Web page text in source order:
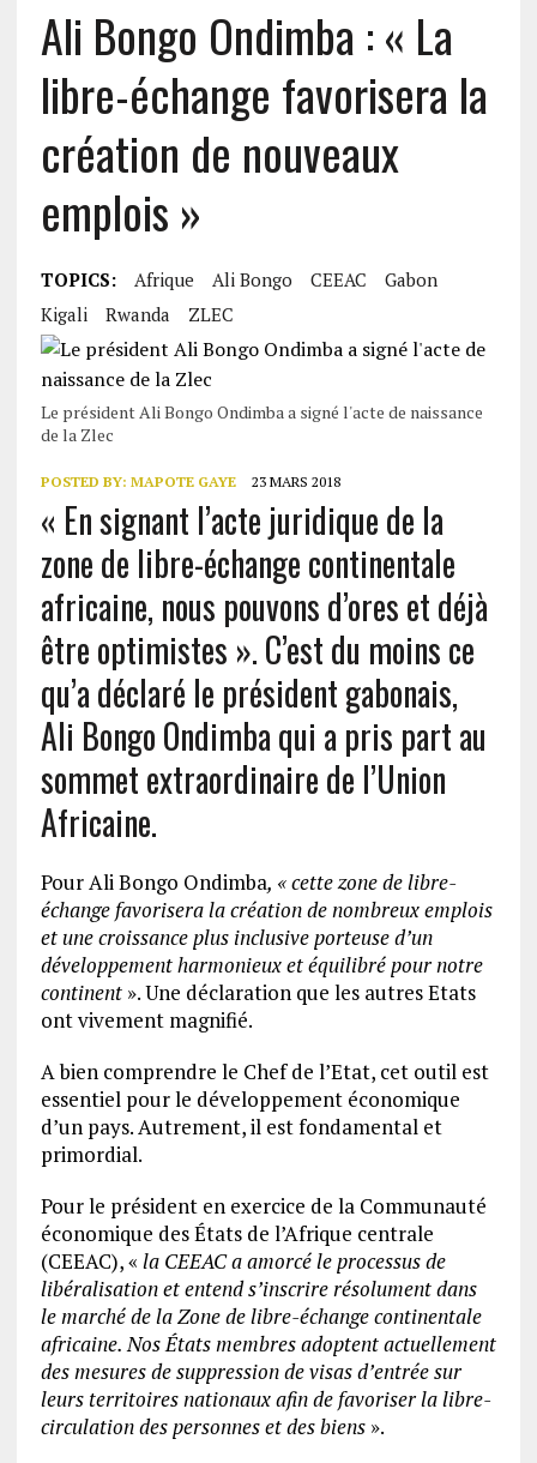
Ali Bongo Ondimba : « La
libre-échange favorisera la
création de nouveaux
emplois »
TOPICS: Afrique Ali Bongo CEEAC
Gabon
Kigali
Rwanda ZLEC
Le président Ali Bongo Ondimba a signé l'acte de naissance
de la Zlec
POSTED BY: MAPOTE GAYE 23 MARS 2018
« En signant l’acte juridique de la
zone de libre-échange continentale
africaine, nous pouvons d’ores et déjà
être optimistes ». C’est du moins ce
qu’a déclaré le président gabonais,
Ali Bongo Ondimba qui a pris part au
sommet extraordinaire de l’Union
Africaine.
Pour Ali Bongo Ondimba, «cette zone de libre-
échange favorisera la création de nombreux emplois
et une croissance plus inclusive porteuse d’un
développement harmonieux et équilibré pour notre
continent ». Une déclaration que les autres Etats
ont vivement magnifié.
A bien comprendre le Chef de l’Etat, cet outil est
essentiel pour le développement économique
d’un pays. Autrement, il est fondamental et
primordial.
Pour le président en exercice de la Communauté
économique des États de l’Afrique centrale
(CEEAC), « la CEEAC a amorcé le processus de
libéralisation et entend s’inscrire résolument dans
le marché de la Zone de libre-échange continentale
africaine. Nos États membres adoptent actuellement
des mesures de suppression de visas d’entrée sur
leurs territoires nationaux afin de favoriser la libre-
circulation des personnes et des biens ».